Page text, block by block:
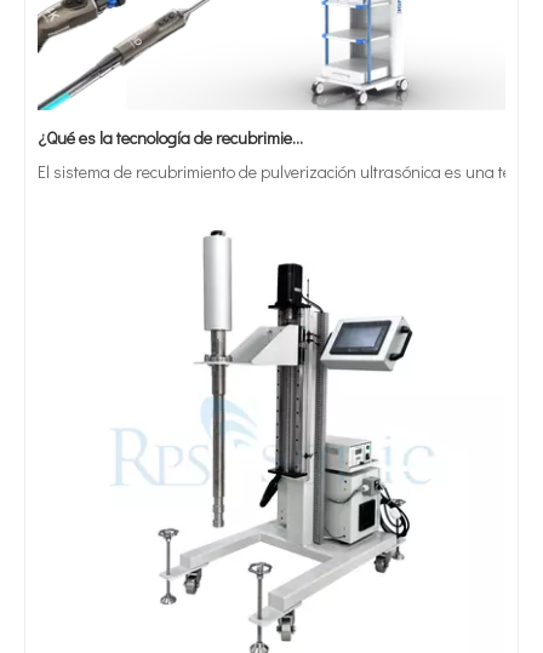
¿Qué es la tecnología de recubrimiento por pulverización ultrasónica de endoscopio semiconductor?
El sistema de recubrimiento de pulverización ultrasónica es una